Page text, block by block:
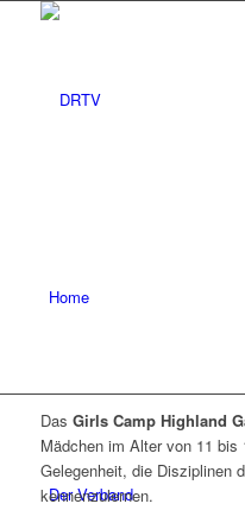
Home
Der Verband
Das Girls Camp Highland
Mädchen im Alter von 11 bis
Gelegenheit, die Disziplinen
kennenzulernen.